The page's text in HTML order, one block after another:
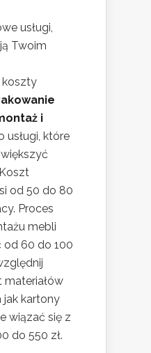
usługi,
Twoim
i
usługi, które
od 50 do 80
Proces
mebli
60 do 100
materiałów
jak kartony
wiązać się z
do 550 zł.